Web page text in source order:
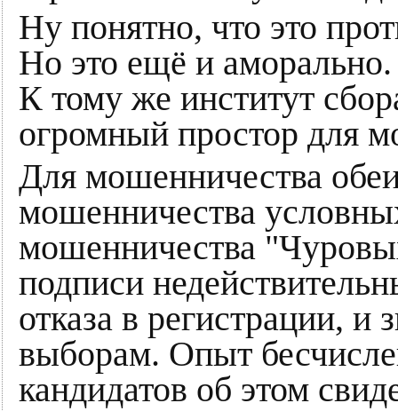
Ну понятно, что это
Но это ещё и аморально.
К тому же институт
огромный простор для
Для мошенничества
мошенничества
мошенничества
подписи
отказа в регистрации, и
выборам. Опыт
кандидатов об этом